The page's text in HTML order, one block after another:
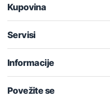
Kupovina
Servisi
Informacije
Povežite se